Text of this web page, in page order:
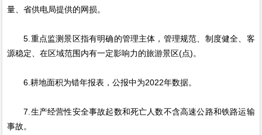
量、省供电局提供的网损。
5.重点监测景区指有明确的管理主体，管理规范、制度健全、客
源稳定、在区域范围内有一定影响力的旅游景区(点)。
6.耕地面积为错年报表，公报中为2022年数据。
7.生产经营性安全事故起数和死亡人数不含高速公路和铁路运输
事故。